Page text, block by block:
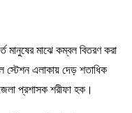
মানুষের মাঝে কম্বল বিতরণ করা
স্টেশন এলাকায় দেড় শতাধিক
প্রশাসক শরীফা হক।